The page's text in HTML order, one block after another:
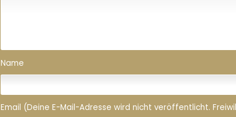
Name
Email (Deine E-Mail-Adresse wird nicht veröffentlicht.